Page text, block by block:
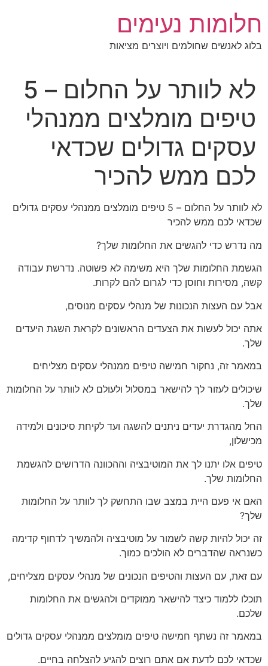
לתוכן
חלומות נעימים
בלוג לאנשים שחולמים ויוצרים מציאות
לא לוותר על החלום – 5
טיפים מומלצים ממנהלי
עסקים גדולים שכדאי
לכם ממש להכיר
לא לוותר על החלום – 5 טיפים מומלצים ממנהלי עסקים גדולים
שכדאי לכם ממש להכיר
מה נדרש כדי להגשים את החלומות שלך?
הגשמת החלומות שלך היא משימה לא פשוטה. נדרשת עבודה
קשה, מסירות וחוסן כדי לגרום להם לקרות.
אבל עם העצות הנכונות של מנהלי עסקים מנוסים,
אתה יכול לעשות את הצעדים הראשונים לקראת השגת היעדים
שלך.
במאמר זה, נחקור חמישה טיפים ממנהלי עסקים מצליחים
שיכולים לעזור לך להישאר במסלול ולעולם לא לוותר על החלומות
שלך.
החל מהגדרת יעדים ניתנים להשגה ועד לקיחת סיכונים ולמידה
מכישלון,
טיפים אלו יתנו לך את המוטיבציה וההכוונה הדרושים להגשמת
החלומות שלך.
האם אי פעם היית במצב שבו התחשק לך לוותר על החלומות
שלך?
זה יכול להיות קשה לשמור על מוטיבציה ולהמשיך לדחוף קדימה
כשנראה שהדברים לא הולכים כמוך.
עם זאת, עם העצות והטיפים הנכונים של מנהלי עסקים מצליחים,
תוכלו ללמוד כיצד להישאר ממוקדים ולהגשים את החלומות
שלכם.
במאמר זה נשתף חמישה טיפים מומלצים ממנהלי עסקים גדולים
שכדאי לכם לדעת אם אתם רוצים להגיע להצלחה בחיים.